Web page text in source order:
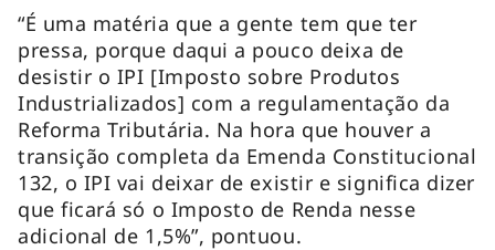
“É uma matéria que a gente tem que ter
pressa, porque daqui a pouco deixa de
desistir o IPI [Imposto sobre Produtos
Industrializados] com a regulamentação da
Reforma Tributária. Na hora que houver a
transição completa da Emenda Constitucional
132, o IPI vai deixar de existir e significa dizer
que ficará só o Imposto de Renda nesse
adicional de 1,5%”, pontuou.